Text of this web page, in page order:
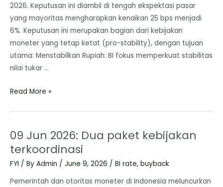
2026. Keputusan ini diambil di tengah ekspektasi pasar
yang mayoritas mengharapkan kenaikan 25 bps menjadi
6%. Keputusan ini merupakan bagian dari kebijakan
moneter yang tetap ketat (pro-stability), dengan tujuan
utama: Menstabilkan Rupiah: BI fokus memperkuat stabilitas
nilai tukar …
Read More »
09 Jun 2026: Dua paket kebijakan
terkoordinasi
FYI / By Admin / June 9, 2026 / BI rate, buyback
Pemerintah dan otoritas moneter di Indonesia meluncurkan